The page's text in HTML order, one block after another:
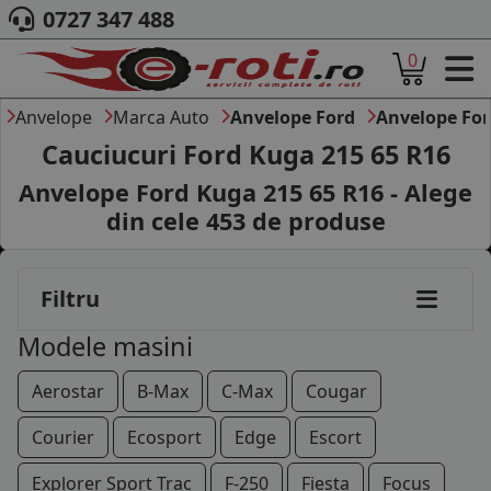
ACASA
DESPRE NOI
ANVELOPE
AUTO
CAMION
MOTO
MARCA AUTO
BLOG
B2B - COLABORARE COMPANII
CONT
0727 347 488
0
Anvelope Marca Auto Anvelope Ford Anvelope
Cauciucuri Ford Kuga 215 65 R16
Anvelope Ford Kuga 215 65 R16 - Alege
din cele 453de produse
Filtru
Modele masini
Aerostar B-Max C-Max
Cougar
Courier
Ecosport Edge
Escort
Explorer Sport Trac
F-250 Fiesta
Focus